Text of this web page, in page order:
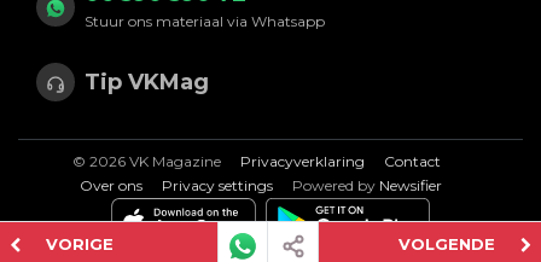
VORIGE VOLGENDE
Stuur ons materiaal via Whatsapp
Tip VKMag
© 2026 VK Magazine Privacyverklaring
Contact
Over ons
Privacy settings Powered by Newsifier